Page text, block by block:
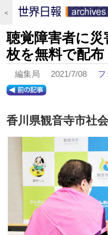
＜
聴覚障害者に
枚を無料で配布
編集局 2021/7/08 フ
香川県観音寺市社